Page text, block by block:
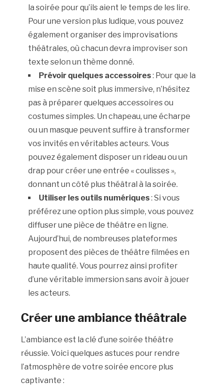
la soirée pour qu’ils aient le temps de les lire.
Pour une version plus ludique, vous pouvez
également organiser des improvisations
théâtrales, où chacun devra improviser son
texte selon un thème donné.
Prévoir quelques accessoires: Pour que la
mise en scène soit plus immersive, n’hésitez
pas à préparer quelques accessoires ou
costumes simples. Un chapeau, une écharpe
ou un masque peuvent suffire à transformer
vos invités en véritables acteurs. Vous
pouvez également disposer un rideau ou un
drap pour créer une entrée « coulisses »,
donnant un côté plus théâtral à la soirée.
Utiliser les outils numériques: Si vous
préférez une option plus simple, vous pouvez
diffuser une pièce de théâtre en ligne.
Aujourd’hui, de nombreuses plateformes
proposent des pièces de théâtre filmées en
haute qualité. Vous pourrez ainsi profiter
d’une véritable immersion sans avoir à jouer
les acteurs.
Créer une ambiance théâtrale
L’ambiance est la clé d’une soirée théâtre
réussie. Voici quelques astuces pour rendre
l’atmosphère de votre soirée encore plus
captivante :